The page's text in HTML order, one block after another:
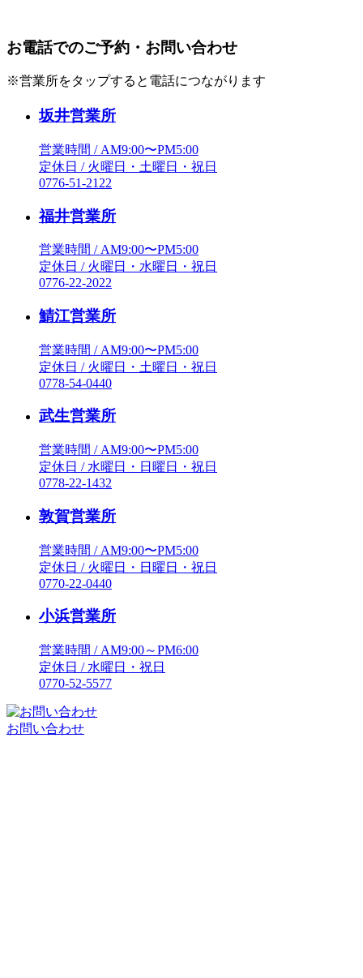
お電話でのご予約・お問い合わせ
※営業所をタップすると電話につながります
坂井営業所
営業時間 / AM9:00〜PM5:00
定休日 / 火曜日・土曜日・祝日
0776-51-2122
福井営業所
営業時間 / AM9:00〜PM5:00
定休日 / 火曜日・水曜日・祝日
0776-22-2022
鯖江営業所
営業時間 / AM9:00〜PM5:00
定休日 / 火曜日・土曜日・祝日
0778-54-0440
武生営業所
営業時間 / AM9:00〜PM5:00
定休日 / 水曜日・日曜日・祝日
0778-22-1432
敦賀営業所
営業時間 / AM9:00〜PM5:00
定休日 / 火曜日・日曜日・祝日
0770-22-0440
小浜営業所
営業時間 / AM9:00～PM6:00
定休日 / 水曜日・祝日
0770-52-5577
お問い合わせ